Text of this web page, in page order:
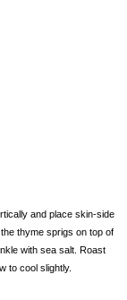
and place skin-side
thyme sprigs on top of
with sea salt. Roast
to cool slightly.